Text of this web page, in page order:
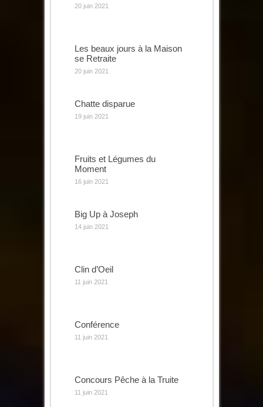
20 juin 2021
Les beaux jours à la Maison
se Retraite
20 juin 2021
Chatte disparue
19 juin 2021
Fruits et Légumes du
Moment
16 juin 2021
Big Up à Joseph
14 juin 2021
Clin d’Oeil
11 juin 2021
Conférence
11 juin 2021
Concours Pêche à la Truite
11 juin 2021